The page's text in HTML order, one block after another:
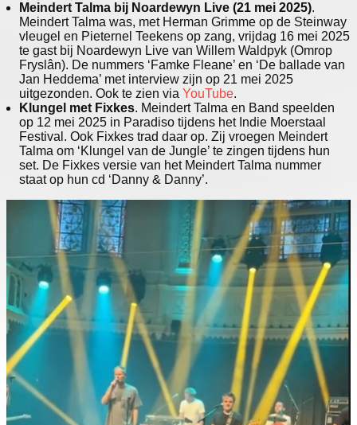
Meindert Talma bij Noardewyn Live (21 mei 2025).
Meindert Talma was, met Herman Grimme op de Steinway
vleugel en Pieternel Teekens op zang, vrijdag 16 mei 2025
te gast bij Noardewyn Live van Willem Waldpyk (Omrop
Fryslân). De nummers ‘Famke Fleane’ en ‘De ballade van
Jan Heddema’ met interview zijn op 21 mei 2025
uitgezonden. Ook te zien via YouTube.
Klungel met Fixkes. Meindert Talma en Band speelden
op 12 mei 2025 in Paradiso tijdens het Indie Moerstaal
Festival. Ook Fixkes trad daar op. Zij vroegen Meindert
Talma om ‘Klungel van de Jungle’ te zingen tijdens hun
set. De Fixkes versie van het Meindert Talma nummer
staat op hun cd ‘Danny & Danny’.